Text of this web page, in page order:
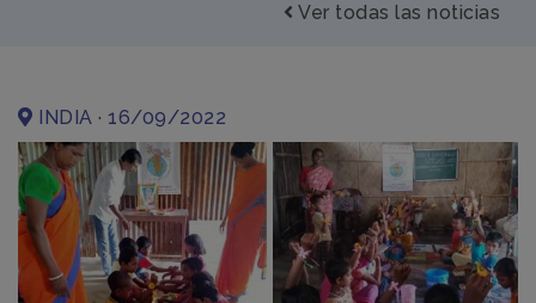
Ver todas las noticias
INDIA · 16/09/2022